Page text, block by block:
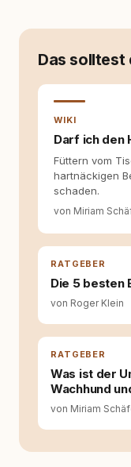
entsteht
Wissen
und der
Hund
für ein
Das solltest
WIKI
Darf ich den
Füttern vom
hartnäckigen
schaden.
von Miriam
RATGEBER
Die 5 besten
von Roger Klein
RATGEBER
Was ist der
Wachhund
von Miriam